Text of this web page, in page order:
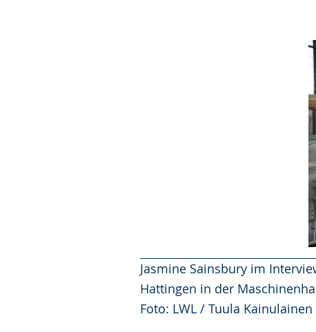
Jasmine Sainsbury im
Hattingen in der
Foto: LWL / Tuula Kainulainen